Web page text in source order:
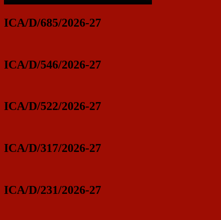
ICA/D/685/2026-27
ICA/D/546/2026-27
ICA/D/522/2026-27
ICA/D/317/2026-27
ICA/D/231/2026-27